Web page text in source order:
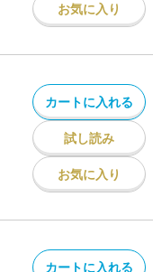
お気に入り
カートに入れる
試し読み
お気に入り
カートに入れる